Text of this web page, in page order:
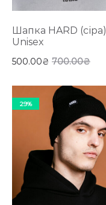
Шапка HARD (сіра)
Unisex
700.00₴
500.00₴
29%